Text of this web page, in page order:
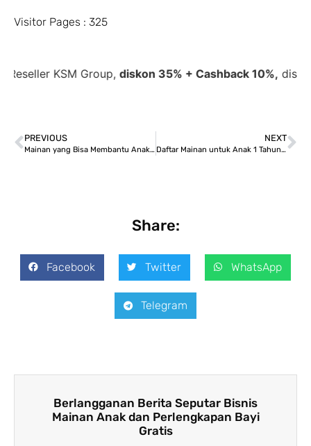
Visitor Pages : 325
KSM Group,diskon 35% + Cashback 10%,diskon
PREVIOUS
Mainan yang Bisa Membantu Anak Cepat Bicara
NEXT
Daftar Mainan untuk Anak 1 Tahun yang Edukatif dan Aman
Share:
Facebook Twitter WhatsApp
Telegram
Berlangganan Berita Seputar Bisnis
Mainan Anak dan Perlengkapan Bayi
Gratis